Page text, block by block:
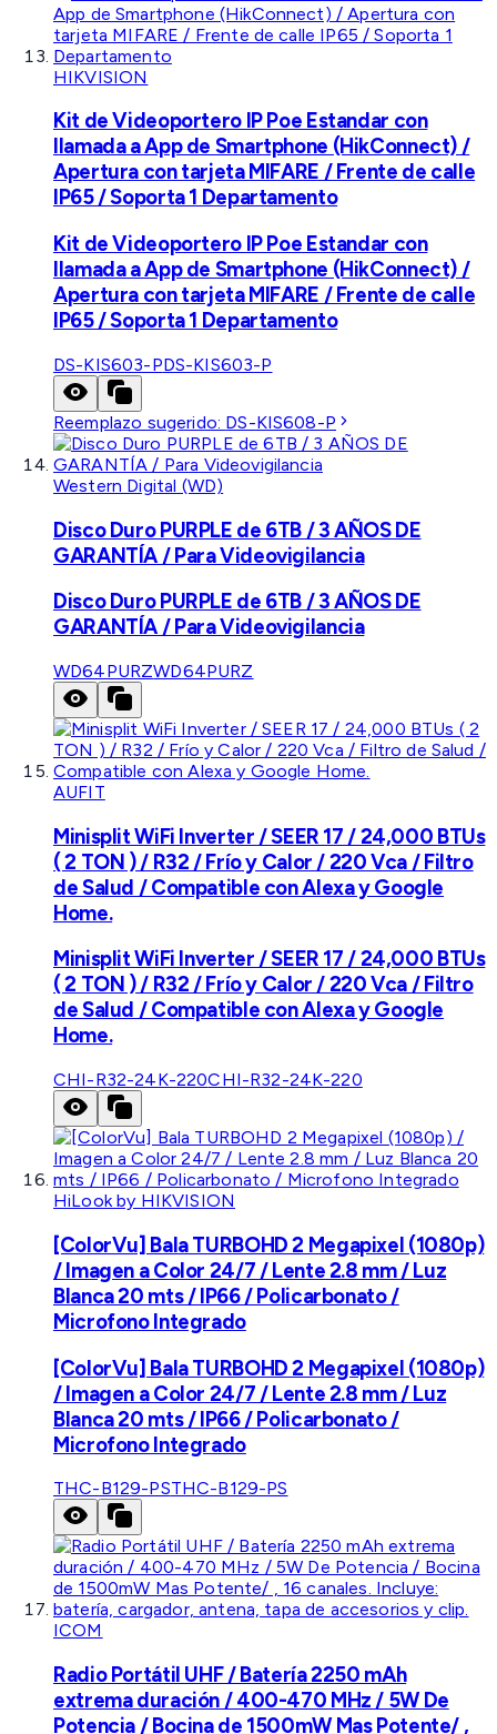
HIKVISION
Kit de Videoportero IP Poe Estandar con
llamada a App de Smartphone (HikConnect) /
Apertura con tarjeta MIFARE / Frente de calle
IP65 / Soporta 1 Departamento
Kit de Videoportero IP Poe Estandar con
llamada a App de Smartphone (HikConnect) /
Apertura con tarjeta MIFARE / Frente de calle
IP65 / Soporta 1 Departamento
DS-KIS603-PDS-KIS603-P
Reemplazo sugerido: DS-KIS608-P
Western Digital (WD)
Disco Duro PURPLE de 6TB / 3 AÑOS DE
GARANTÍA / Para Videovigilancia
Disco Duro PURPLE de 6TB / 3 AÑOS DE
GARANTÍA / Para Videovigilancia
WD64PURZWD64PURZ
AUFIT
Minisplit WiFi Inverter / SEER 17 / 24,000 BTUs
( 2 TON ) / R32 / Frío y Calor / 220 Vca / Filtro
de Salud / Compatible con Alexa y Google
Home.
Minisplit WiFi Inverter / SEER 17 / 24,000 BTUs
( 2 TON ) / R32 / Frío y Calor / 220 Vca / Filtro
de Salud / Compatible con Alexa y Google
Home.
CHI-R32-24K-220CHI-R32-24K-220
HiLook by HIKVISION
[ColorVu] Bala TURBOHD 2 Megapixel (1080p)
/ Imagen a Color 24/7 / Lente 2.8 mm / Luz
Blanca 20 mts / IP66 / Policarbonato /
Microfono Integrado
[ColorVu] Bala TURBOHD 2 Megapixel (1080p)
/ Imagen a Color 24/7 / Lente 2.8 mm / Luz
Blanca 20 mts / IP66 / Policarbonato /
Microfono Integrado
THC-B129-PSTHC-B129-PS
ICOM
Radio Portátil UHF / Batería 2250 mAh
extrema duración / 400-470 MHz / 5W De
Potencia / Bocina de 1500mW Mas Potente/ ,